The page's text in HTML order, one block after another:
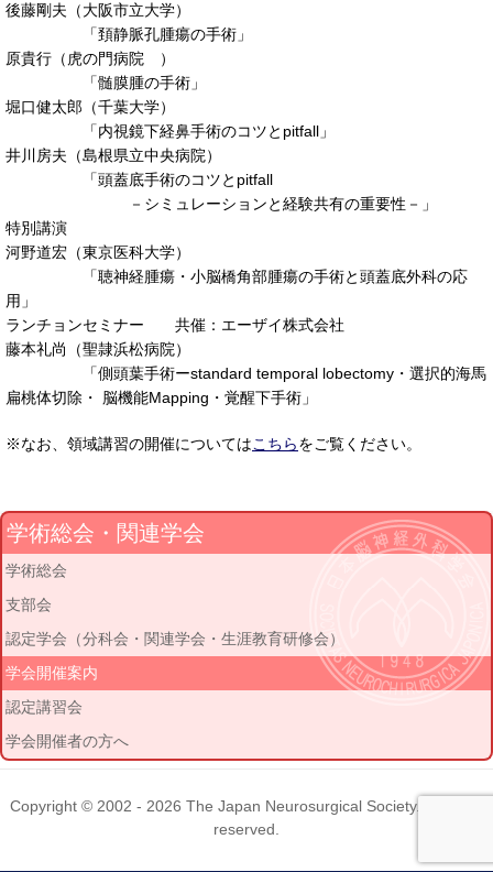
後藤剛夫（大阪市立大学）
「頚静脈孔腫瘍の手術」
原貴行（虎の門病院 ）
「髄膜腫の手術」
堀口健太郎（千葉大学）
「内視鏡下経鼻手術のコツとpitfall」
井川房夫（島根県立中央病院）
「頭蓋底手術のコツとpitfall
－シミュレーションと経験共有の重要性－」
特別講演
河野道宏（東京医科大学）
「聴神経腫瘍・小脳橋角部腫瘍の手術と頭蓋底外科の応
用」
ランチョンセミナー 共催：エーザイ株式会社
藤本礼尚（聖隷浜松病院）
「側頭葉手術ーstandard temporal lobectomy・選択的海馬
扁桃体切除・ 脳機能Mapping・覚醒下手術」
※なお、領域講習の開催についてはこちらをご覧ください。
学術総会・関連学会
学術総会
支部会
認定学会（分科会・関連学会・生涯教育研修会）
学会開催案内
認定講習会
学会開催者の方へ
Copyright © 2002 - 2026 The Japan Neurosurgical Society. All rights
reserved.